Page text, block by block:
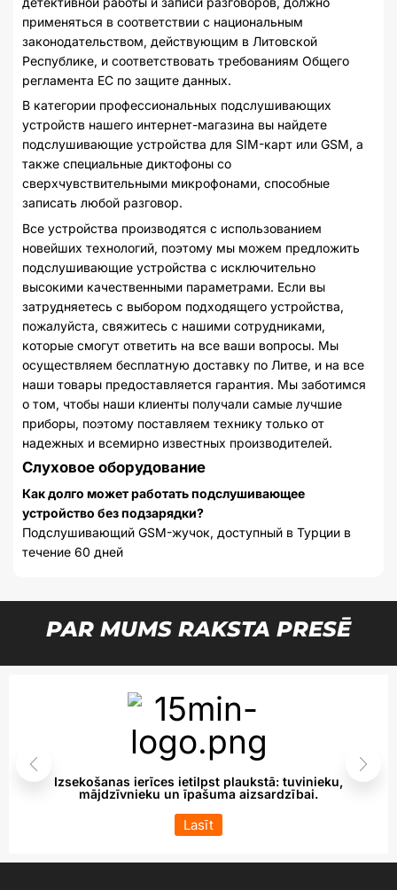
применяться в соответствии с национальным
законодательством, действующим в Литовской
Республике, и соответствовать требованиям Общего
регламента ЕС по защите данных.
В категории профессиональных подслушивающих
устройств нашего интернет-магазина вы найдете
подслушивающие устройства для SIM-карт или GSM, а
также специальные диктофоны со
сверхчувствительными микрофонами, способные
записать любой разговор.
Все устройства производятся с использованием
новейших технологий, поэтому мы можем предложить
подслушивающие устройства с исключительно
высокими качественными параметрами. Если вы
затрудняетесь с выбором подходящего устройства,
пожалуйста, свяжитесь с нашими сотрудниками,
которые смогут ответить на все ваши вопросы. Мы
осуществляем бесплатную доставку по Литве, и на все
наши товары предоставляется гарантия. Мы заботимся
о том, чтобы наши клиенты получали самые лучшие
приборы, поэтому поставляем технику только от
надежных и всемирно известных производителей.
Слуховое оборудование
Как долго может работать подслушивающее
устройство без подзарядки?
Подслушивающий GSM-жучок, доступный в Турции в
течение 60 дней
PAR MUMS RAKSTA PRESĒ
Izsekošanas ierīces ietilpst plaukstā: tuvinieku,
mājdzīvnieku un īpašuma aizsardzībai.
Lasīt